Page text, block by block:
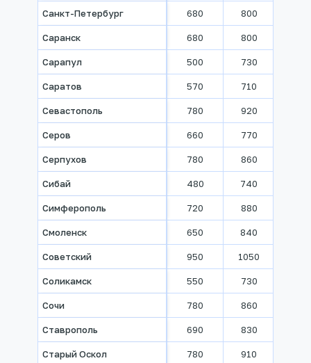
Санкт-Петербург 680 800
Саранск 680 800
Сарапул 500 730
Саратов 570 710
Севастополь 780 920
Серов 660 770
Серпухов 780 860
Сибай 480 740
Симферополь 720 880
Смоленск 650 840
Советский 950 1050
Соликамск 550 730
Сочи 780 860
Ставрополь 690 830
Старый Оскол 780 910